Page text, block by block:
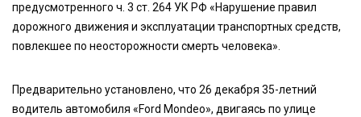
предусмотренного ч. 3 ст. 264 УК РФ «Нарушение правил
дорожного движения и эксплуатации транспортных средств,
повлекшее по неосторожности смерть человека».
Предварительно установлено, что 26 декабря 35-летний
водитель автомобиля «Ford Mondeo», двигаясь по улице